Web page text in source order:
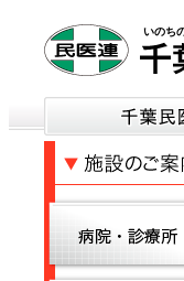
いのち